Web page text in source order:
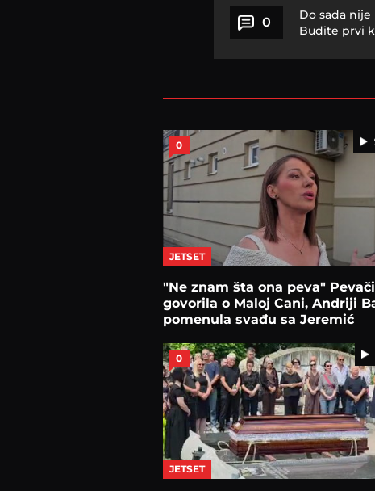
0
Do sada
Budite prvi
0
JETSET
"Ne znam šta ona peva"
govorila o Maloj Cani, Andriji
pomenula svađu sa Jeremić
0
JETSET